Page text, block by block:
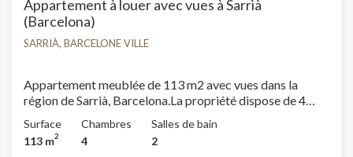
Appartement à louer avec vues à Sarrià
(Barcelona)
SARRIÀ, BARCELONE VILLE
Appartement meublée de 113 m2 avec vues dans la
région de Sarrià, Barcelona.La propriété dispose de 4
Conformément à la Loi 12/2023 et à la Loi 18/2007, nous
informons que :Indice R.P.LL : 15,00 € / m2 Prix de
Surface
113 m2
Chambres
4
Salles de bain
2